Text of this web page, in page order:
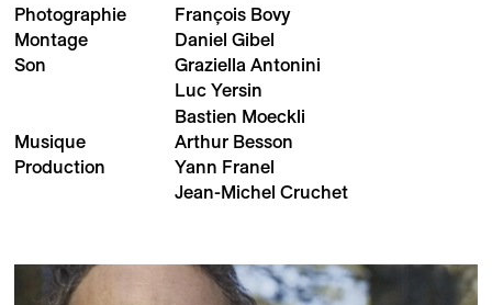
Photographie
François Bovy
Montage
Daniel Gibel
Son
Graziella Antonini
Luc Yersin
Bastien Moeckli
Musique
Arthur Besson
Production
Yann Franel
Jean-Michel Cruchet